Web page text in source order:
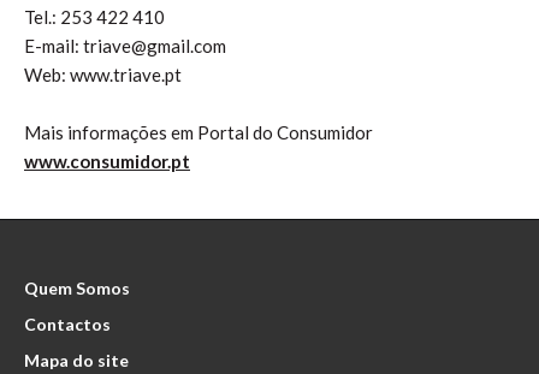
Tel.: 253 422 410
E-mail: triave@gmail.com
Web: www.triave.pt
Mais informações em Portal do Consumidor
www.consumidor.pt
Quem Somos
Contactos
Mapa do site